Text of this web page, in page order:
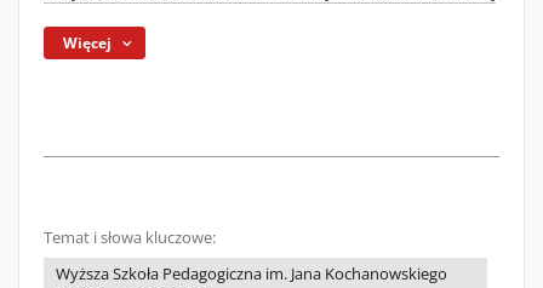
Więcej
Temat i słowa kluczowe:
Wyższa Szkoła Pedagogiczna im. Jana Kochanowskiego